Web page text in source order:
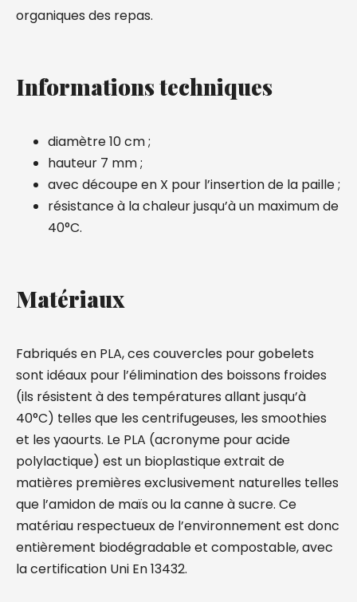
organiques des repas.
Informations techniques
diamètre 10 cm ;
hauteur 7 mm ;
avec découpe en X pour l’insertion de la paille ;
résistance à la chaleur jusqu’à un maximum de
40°C.
Matériaux
Fabriqués en PLA, ces couvercles pour gobelets
sont idéaux pour l’élimination des boissons froides
(ils résistent à des températures allant jusqu’à
40°C) telles que les centrifugeuses, les smoothies
et les yaourts. Le PLA (acronyme pour acide
polylactique) est un bioplastique extrait de
matières premières exclusivement naturelles telles
que l’amidon de maïs ou la canne à sucre. Ce
matériau respectueux de l’environnement est donc
entièrement biodégradable et compostable, avec
la certification Uni En 13432.